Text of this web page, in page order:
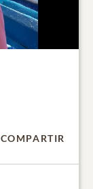
COMPARTIR